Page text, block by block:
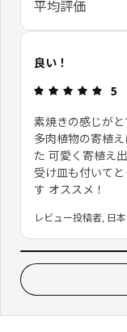
平均評価
お客さまレビューを
良い！
レ
5
素焼きの感じが
多肉植物の寄植
た 可愛く寄植え
受け皿も付いて
す オススメ！
レビュー投稿者, 日本